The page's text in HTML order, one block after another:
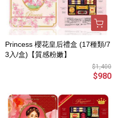
Princess 櫻花皇后禮盒 (17種類/7
3入/盒)【質感粉嫩】
$1,400
$980